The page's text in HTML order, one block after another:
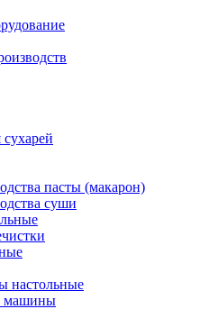
пасты (макарон)
суши
настольные
машины